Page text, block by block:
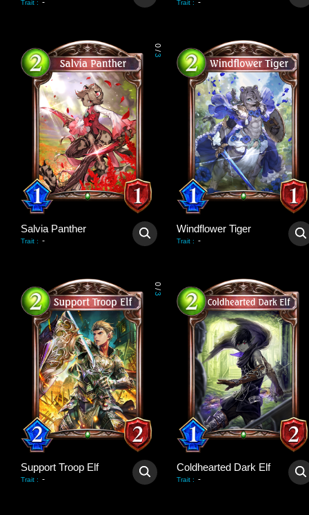
Trait : - Trait : -
0
/
3
Salvia Panther
Trait : -
Windflower Tiger
Trait : -
0
/
3
Support Troop Elf
Trait : -
Coldhearted Dark Elf
Trait : -